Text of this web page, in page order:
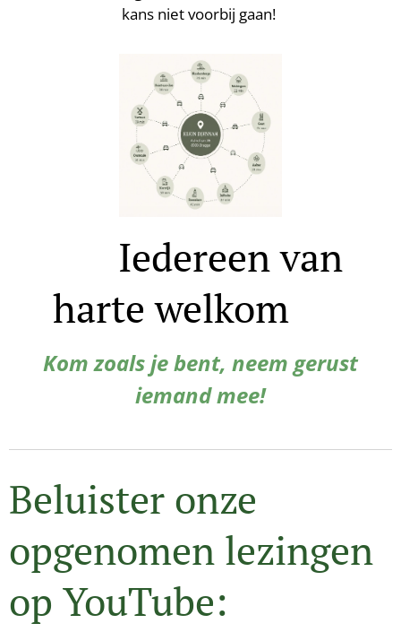
kans niet voorbij gaan!
Iedereen van
harte welkom
Kom zoals je bent, neem gerust
iemand mee!
Beluister onze
opgenomen lezingen
op YouTube: